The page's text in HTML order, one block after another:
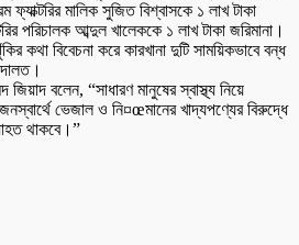
মালিক সুজিত বিশ্বাসকে ১ লাখ টাকা
পরিচালক আব্দুল খালেককে ১ লাখ টাকা জরিমানা।
কথা বিবেচনা করে কারখানা দুটি সাময়িকভাবে বন্ধ
জিয়াদ বলেন, “সাধারণ মানুষের স্বাস্থ্য নিয়ে
ভেজাল ও নি¤œমানের খাদ্যপণ্যের বিরুদ্ধে
থাকবে।”